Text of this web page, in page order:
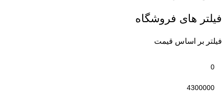
فیلتر های فروشگاه
فیلتر بر اساس قیمت